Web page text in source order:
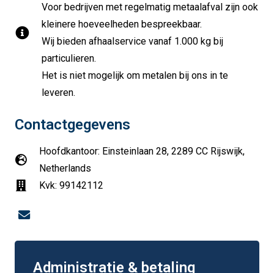
Voor bedrijven met regelmatig metaalafval zijn ook
kleinere hoeveelheden bespreekbaar.
Wij bieden afhaalservice vanaf 1.000 kg bij
particulieren.
Het is niet mogelijk om metalen bij ons in te
leveren.
Contactgegevens
Hoofdkantoor: Einsteinlaan 28, 2289 CC Rijswijk,
Netherlands
Kvk: 99142112
Administratie & betaling